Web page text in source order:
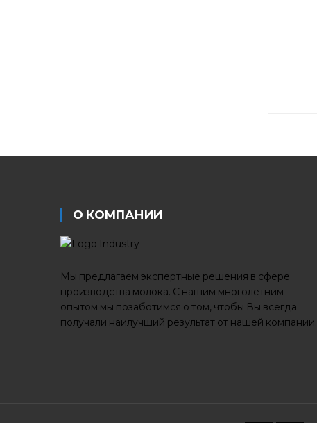
О КОМПАНИИ
Мы предлагаем экспертные решения в сфере
производства молока. С нашим многолетним
опытом мы позаботимся о том, чтобы Вы всегда
получали наилучший результат от нашей компании.